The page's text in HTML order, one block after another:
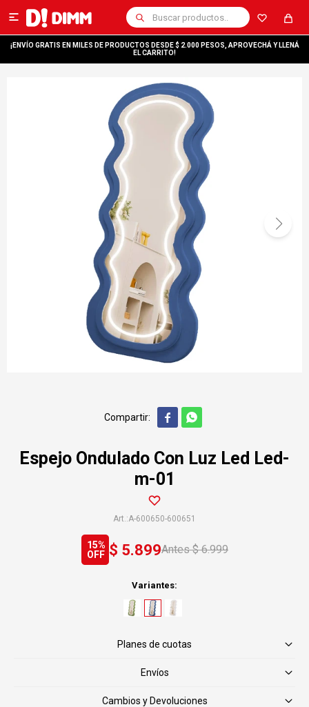

¡ENVÍO GRATIS EN MILES DE PRODUCTOS DESDE $ 2.000 PESOS, APROVECHÁ Y LLENÁ
EL CARRITO!
 
Espejo Ondulado Con Luz Led Led-
m-01
A-600650-600651
$ 5.899 $ 6.999
15
Variantes:
Planes de cuotas
Envíos
Cambios y Devoluciones